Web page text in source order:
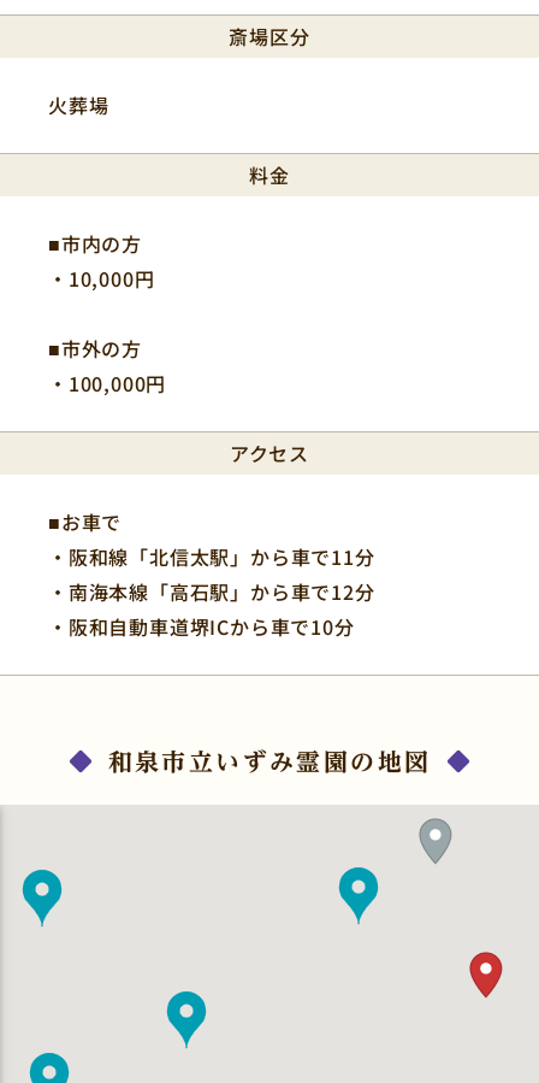
斎場区分
火葬場
料金
■市内の方
・10,000円
■市外の方
・100,000円
アクセス
■お車で
・阪和線「北信太駅」から車で11分
・南海本線「高石駅」から車で12分
・阪和自動車道堺ICから車で10分
和泉市立いずみ霊園の地図